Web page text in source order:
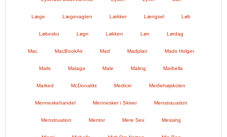
Læge Lægevagten Lækker Længsel Løb
Løbesko Løgn Løkken Løn Lørdag
Mac MacBookAir Mad Madplan Mads Holger
Mails Malaga Male Maling Marbella
Marked McDonalds Medicin Mediehøjskolen
Menneskehandel Mennesker i Skiver Menstrauation
Menstruation Mentor Mere Sex Messing